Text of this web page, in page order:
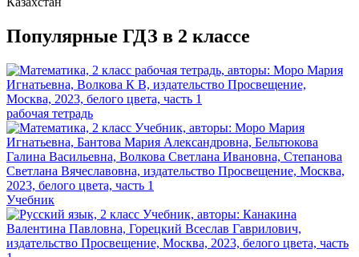
Популярные ГДЗ в 2 классе
рабочая тетрадь
Учебник